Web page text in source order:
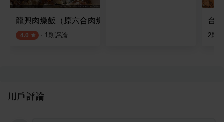
龍興肉燥飯（原六合肉燥飯）
4.0 · 1則評論
台
2則
用戶評論